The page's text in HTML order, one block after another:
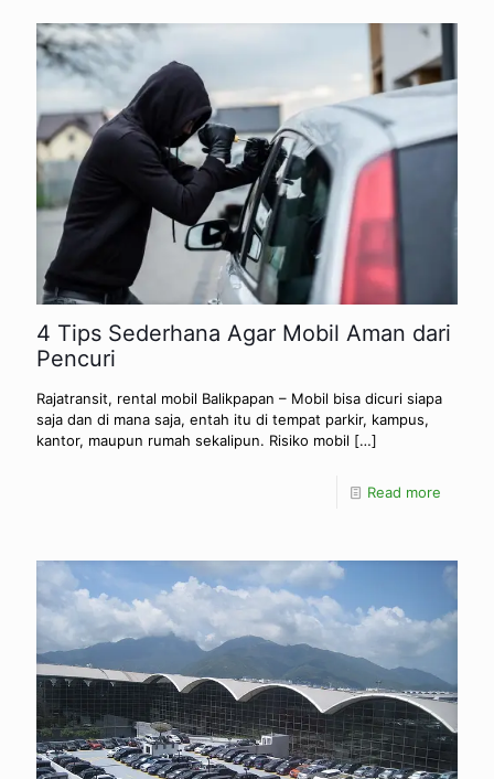
4 Tips Sederhana Agar Mobil Aman dari
Pencuri
Rajatransit, rental mobil Balikpapan – Mobil bisa dicuri siapa
saja dan di mana saja, entah itu di tempat parkir, kampus,
kantor, maupun rumah sekalipun. Risiko mobil […]
Read more